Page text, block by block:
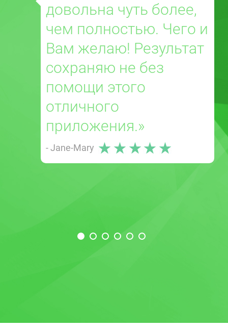
довольна чуть более,
чем полностью. Чего и
Вам желаю! Результат
сохраняю не без
помощи этого
отличного
приложения.»
- Jane-Mary